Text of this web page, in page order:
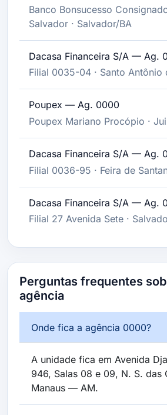
Banco Bonsucesso
Salvador · Salvador/BA
Dacasa Financeira S/A — Ag.
Filial 0035-04 · Santo Antônio
Poupex — Ag. 0000
Poupex Mariano Procópio ·
Dacasa Financeira S/A — Ag.
Filial 0036-95 · Feira de
Dacasa Financeira S/A — Ag.
Filial 27 Avenida Sete ·
Perguntas frequentes
agência
Onde fica a agência 0000?
A unidade fica em Avenida
946, Salas 08 e 09, N. S. das
Manaus — AM.